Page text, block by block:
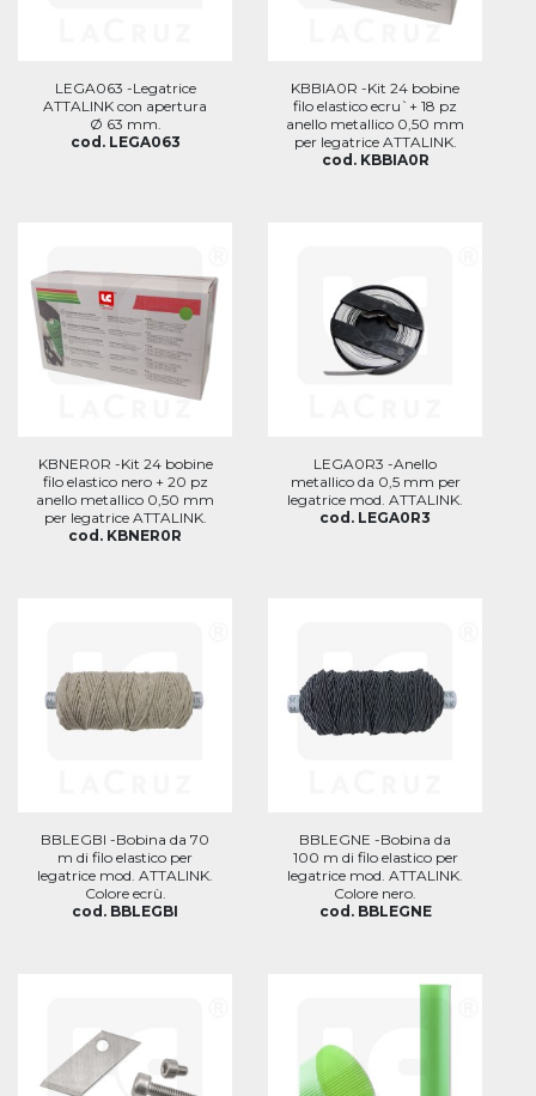
LEGA063 -Legatrice
ATTALINK con apertura
Ø 63 mm.
cod. LEGA063
KBBIA0R -Kit 24 bobine
filo elastico ecru`+ 18 pz
anello metallico 0,50 mm
per legatrice ATTALINK.
cod. KBBIA0R
KBNER0R -Kit 24 bobine
filo elastico nero + 20 pz
anello metallico 0,50 mm
per legatrice ATTALINK.
cod. KBNER0R
LEGA0R3 -Anello
metallico da 0,5 mm per
legatrice mod. ATTALINK.
cod. LEGA0R3
BBLEGBI -Bobina da 70
m di filo elastico per
legatrice mod. ATTALINK.
Colore ecrù.
cod. BBLEGBI
BBLEGNE -Bobina da
100 m di filo elastico per
legatrice mod. ATTALINK.
Colore nero.
cod. BBLEGNE